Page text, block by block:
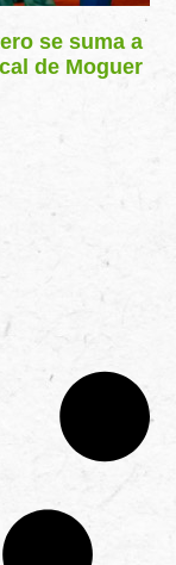
se suma a
de Moguer